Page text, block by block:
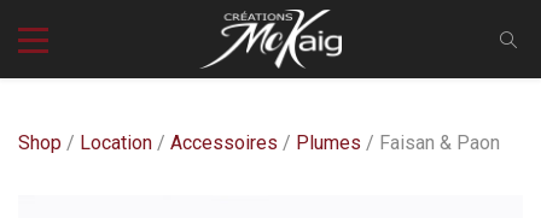
Shop / Location / Accessoires / Plumes / Faisan & Paon